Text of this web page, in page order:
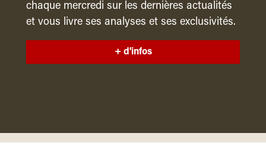
chaque mercredi sur les dernières actualités
et vous livre ses analyses et ses exclusivités.
+ d'infos